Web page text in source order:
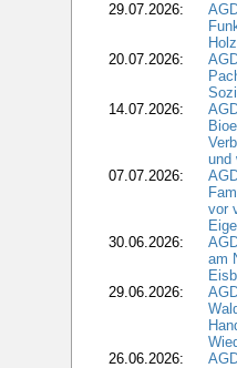
29.07.2026:
20.07.2026:
14.07.2026:
und
07.07.2026:
vor
30.06.2026:
am
29.06.2026:
26.06.2026: